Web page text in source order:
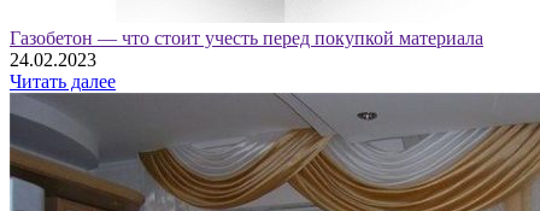
Газобетон — что стоит учесть перед покупкой материала
24.02.2023
Читать далее